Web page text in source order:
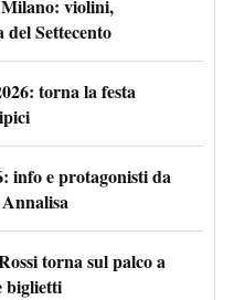
violini,
del Settecento
torna la festa
info e protagonisti da
torna sul palco a
biglietti